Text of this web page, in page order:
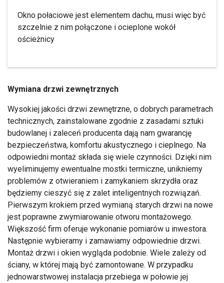
Okno połaciowe jest elementem dachu, musi więc być
szczelnie z nim połączone i ocieplone wokół
ościeżnicy
Wymiana drzwi zewnętrznych
Wysokiej jakości drzwi zewnętrzne, o dobrych parametrach
technicznych, zainstalowane zgodnie z zasadami sztuki
budowlanej i zaleceń producenta dają nam gwarancję
bezpieczeństwa, komfortu akustycznego i cieplnego. Na
odpowiedni montaż składa się wiele czynności. Dzięki nim
wyeliminujemy ewentualne mostki termiczne, unikniemy
problemów z otwieraniem i zamykaniem skrzydła oraz
będziemy cieszyć się z zalet inteligentnych rozwiązań.
Pierwszym krokiem przed wymianą starych drzwi na nowe
jest poprawne zwymiarowanie otworu montażowego.
Większość firm oferuje wykonanie pomiarów u inwestora.
Następnie wybieramy i zamawiamy odpowiednie drzwi.
Montaż drzwi i okien wygląda podobnie. Wiele zależy od
ściany, w której mają być zamontowane. W przypadku
jednowarstwowej instalacja przebiega w połowie jej